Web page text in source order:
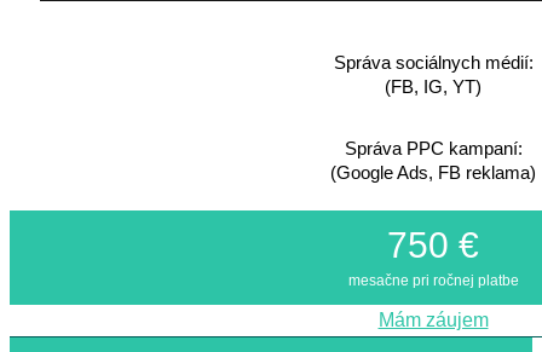
Správa sociálnych médií:
(FB, IG, YT)
Správa PPC kampaní:
(Google Ads, FB reklama)
750 €
mesačne pri ročnej platbe
Mám záujem